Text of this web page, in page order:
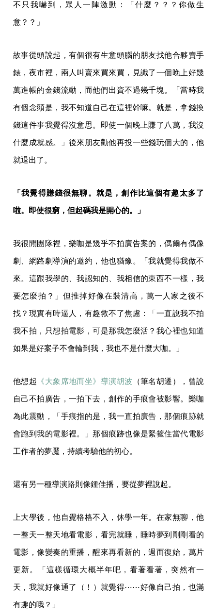
不只我嚇到，眾人一陣激動：「什麼？？？你做生
意？？」
故事從頭說起，有個很有生意頭腦的朋友找他合夥賣手
錶，夜市裡，兩人叫賣來買來買，見識了一個晚上好幾
萬進帳的金錢流動，而他們出資不過幾千塊。「當時我
有個念頭是，我不知道自己在這裡幹嘛。就是，拿錢換
錢這件事我覺得沒意思。即使一個晚上賺了八萬，我沒
什麼成就感。」後來朋友勸他再投一些錢玩個大的，他
就退出了。
「我覺得賺錢很無聊。就是，創作比這個有趣太多了
啦。即使很窮，但起碼我是開心的。」
我很閒團隊裡，樂咖是幾乎不拍廣告案的，偶爾有偶像
劇、網路劇導演的邀約，他也猶豫。「我就覺得我做不
來。這跟我學的、我認知的、我相信的東西不一樣，我
要怎麼拍？」但推掉好像在裝清高，萬一人家之後不
找？現實有時逼人，有趣救不了焦慮：「一直說我不拍
我不拍，只想拍電影，可是那我怎麼活？我心裡也知道
如果是好案子不會輪到我，我也不是什麼大咖。」
他想起 《大象席地而坐》導演胡波 （筆名胡遷），曾說
自己不拍廣告，一拍下去，創作的手痕會被影響。樂咖
為此震動，「手痕指的是，我一直拍廣告，那個痕跡就
會跑到我的電影裡。」那個痕跡也像是緊箍住當代電影
工作者的夢魘，持續考驗他的初心。
還有另一種導演路則像鍾佳播，要從夢裡說起。
上大學後，他自覺格格不入，休學一年。在家無聊，他
一整天一整天地看電影，看完就睡，睡時夢到剛剛看的
電影，像變奏的重播，醒來再看新的，週而復始，萬片
更新。「這樣循環大概半年吧，看著看著，突然有一
天，我就好像通了（！）就覺得⋯⋯好像自己拍，也滿
有趣的哦？」